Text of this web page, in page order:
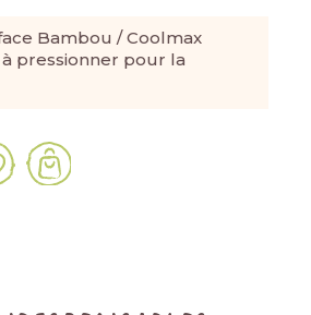
Bambou / Coolmax
pressionner pour la